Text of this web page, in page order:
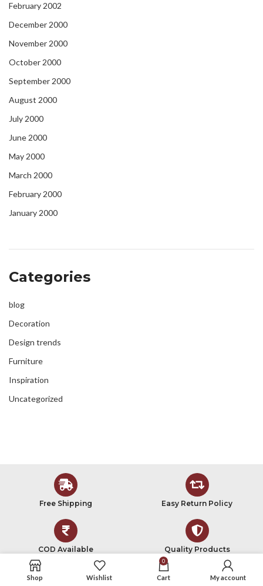
February 2002
December 2000
November 2000
October 2000
September 2000
August 2000
July 2000
June 2000
May 2000
March 2000
February 2000
January 2000
Categories
blog
Decoration
Design trends
Furniture
Inspiration
Uncategorized
Free Shipping Easy Return Policy
COD Available Quality Products
Shop Wishlist
0
Cart My account